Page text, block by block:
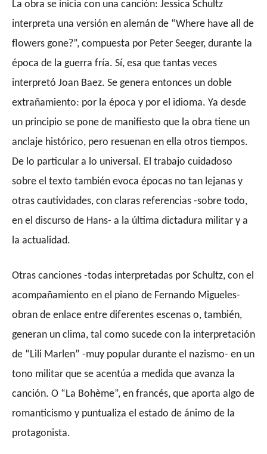
La obra se inicia con una canción: Jessica Schultz
interpreta una versión en alemán de “Where have all de
flowers gone?”, compuesta por Peter Seeger, durante la
época de la guerra fría. Sí, esa que tantas veces
interpretó Joan Baez. Se genera entonces un doble
extrañamiento: por la época y por el idioma. Ya desde
un principio se pone de manifiesto que la obra tiene un
anclaje histórico, pero resuenan en ella otros tiempos.
De lo particular a lo universal. El trabajo cuidadoso
sobre el texto también evoca épocas no tan lejanas y
otras cautividades, con claras referencias -sobre todo,
en el discurso de Hans- a la última dictadura militar y a
la actualidad.
Otras canciones -todas interpretadas por Schultz, con el
acompañamiento en el piano de Fernando Migueles-
obran de enlace entre diferentes escenas o, también,
generan un clima, tal como sucede con la interpretación
de “Lili Marlen” -muy popular durante el nazismo- en un
tono militar que se acentúa a medida que avanza la
canción. O “La Bohème”, en francés, que aporta algo de
romanticismo y puntualiza el estado de ánimo de la
protagonista.